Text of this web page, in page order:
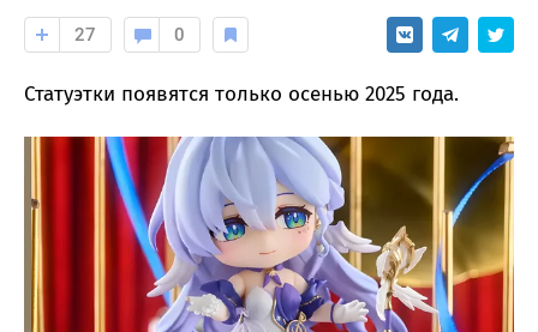
27 0
Статуэтки появятся только осенью 2025 года.